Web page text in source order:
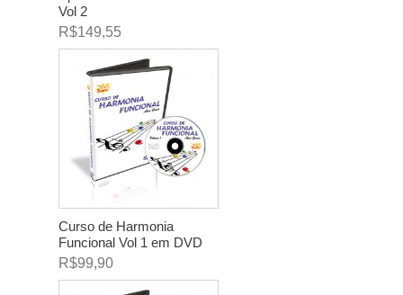
Vol 2
R$149,55
Curso de Harmonia
Funcional Vol 1 em DVD
R$99,90